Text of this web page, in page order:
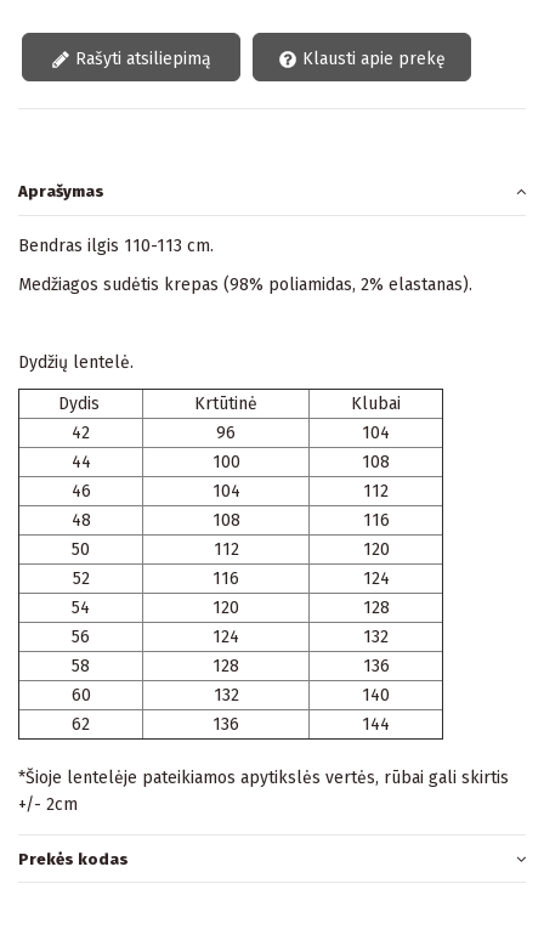
Rašyti atsiliepimą Klausti apie prekę
Aprašymas
Bendras ilgis 110-113 cm.
Medžiagos sudėtis krepas (98% poliamidas, 2% elastanas).
Dydžių lentelė.
Dydis Krtūtinė
Klubai
42
96
104
44
100
108
46
104
112
48
108
116
50
112
120
52
116
124
54
120
128
56
124
132
58
128
136
60
132
140
62
136 144
*Šioje lentelėje pateikiamos apytikslės vertės, rūbai gali skirtis
+/- 2cm
Prekės kodas